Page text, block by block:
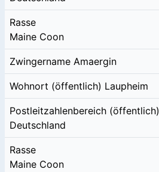
Rasse
Maine Coon
Zwingername Amaergin
Wohnort (öffentlich) Laupheim
Postleitzahlenbereich (öffentlich)
Deutschland
Rasse
Maine Coon